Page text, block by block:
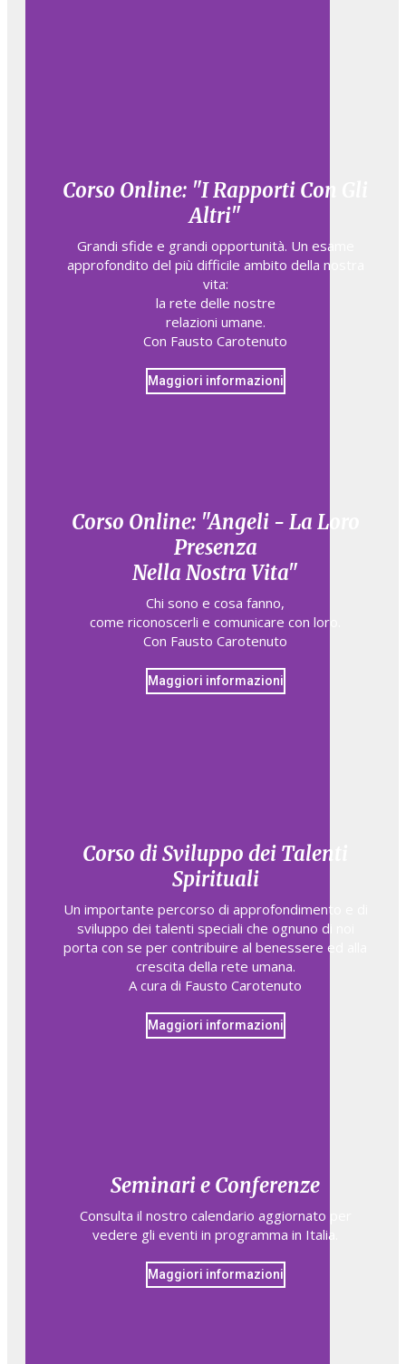
Corso Online: "I Rapporti Con Gli
Altri"
Grandi sfide e grandi opportunità. Un esame
approfondito del più difficile ambito della nostra
vita:
la rete delle nostre
relazioni umane.
Con Fausto Carotenuto
Maggiori informazioni
Corso Online: "Angeli - La Loro
Presenza
Nella Nostra Vita"
Chi sono e cosa fanno,​
come riconoscerli e comunicare con loro.​
Con Fausto Carotenuto
Maggiori informazioni
Corso di Sviluppo dei Talenti
Spirituali
Un importante percorso di approfondimento e di
sviluppo dei talenti speciali che ognuno di noi
porta con se per contribuire al benessere ed alla
crescita della rete umana.
A cura di Fausto Carotenuto
Maggiori informazioni
Seminari e Conferenze
Consulta il nostro calendario aggiornato per
vedere gli eventi in programma in Italia.
Maggiori informazioni